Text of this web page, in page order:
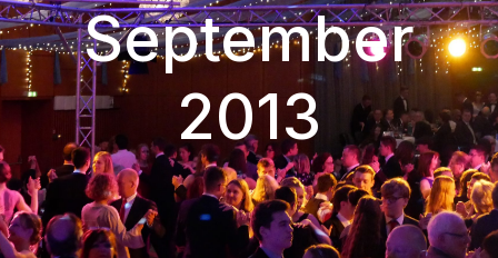
September
2013